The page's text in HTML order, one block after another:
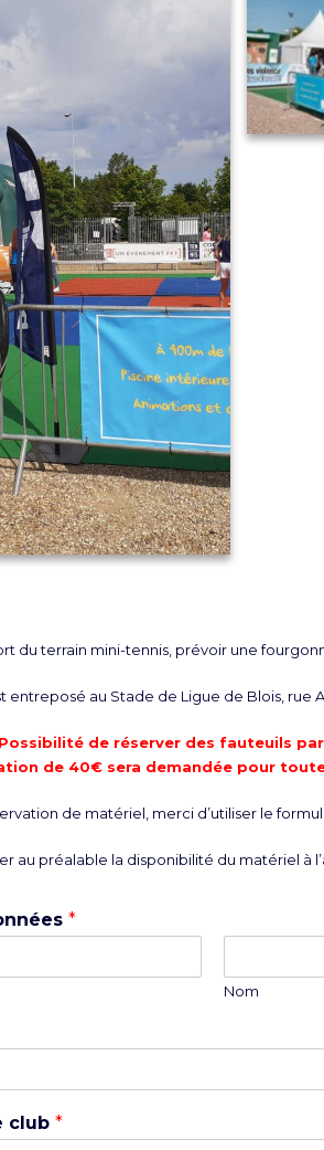
du terrain mini-tennis, prévoir une
entreposé au Stade de Ligue de Blois, rue
de réserver des fauteuils
de 40€ sera demandée pour
de matériel, merci d’utiliser le
au préalable la disponibilité du matériel à
*
Nom
club *